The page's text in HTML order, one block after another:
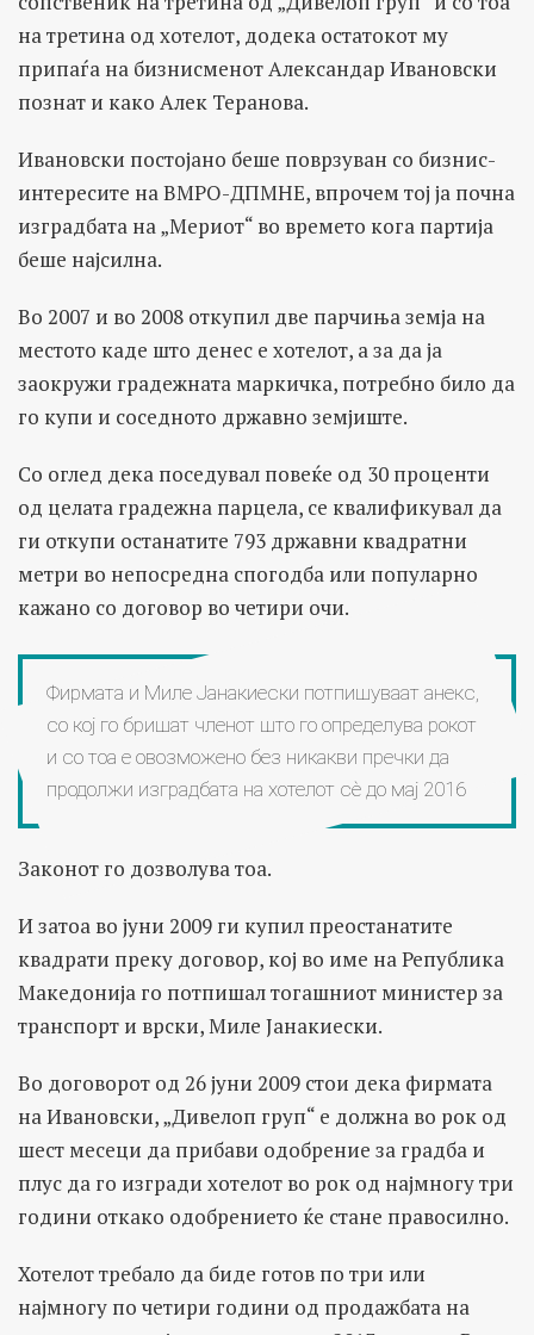
на третина од хотелот, додека остатокот му
припаѓа на бизнисменот Александар Ивановски
познат и како Алек Теранова.
Ивановски постојано беше поврзуван со бизнис-
интересите на ВМРО-ДПМНЕ, впрочем тој ја почна
изградбата на „Мериот“ во времето кога партија
беше најсилна.
Во 2007 и во 2008 откупил две парчиња земја на
местото каде што денес е хотелот, а за да ја
заокружи градежната маркичка, потребно било да
го купи и соседното државно земјиште.
Со оглед дека поседувал повеќе од 30 проценти
од целата градежна парцела, се квалификувал да
ги откупи останатите 793 државни квадратни
метри во непосредна спогодба или популарно
кажано со договор во четири очи.
Фирмата и Миле Јанакиески потпишуваат анекс,
со кој го бришат членот што го определува рокот
и со тоа е овозможено без никакви пречки да
продолжи изградбата на хотелот сѐ до мај 2016
Законот го дозволува тоа.
И затоа во јуни 2009 ги купил преостанатите
квадрати преку договор, кој во име на Република
Македонија го потпишал тогашниот министер за
транспорт и врски, Миле Јанакиески.
Во договорот од 26 јуни 2009 стои дека фирмата
на Ивановски, „Дивелоп груп“ е должна во рок од
шест месеци да прибави одобрение за градба и
плус да го изгради хотелот во рок од најмногу три
години откако одобрението ќе стане правосилно.
Хотелот требало да биде готов по три или
најмногу по четири години од продажбата на